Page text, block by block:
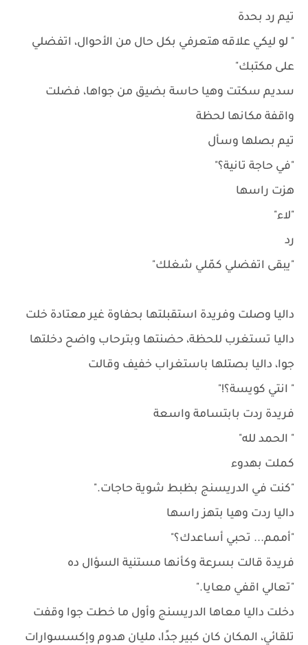
تيم رد بحدة
" لو ليكي علاقه هتعرفي بكل حال من الأحوال، اتفضلي
على مكتبك"
سديم سكتت وهيا حاسة بضيق من جواها، فضلت
واقفة مكانها لحظة
تيم بصلها وسأل
"في حاجة تانية؟"
هزت راسها
"لاء"
رد
"يبقى اتفضلي كمّلي شغلك"
داليا وصلت وفريدة استقبلتها بحفاوة غير معتادة خلت
داليا تستغرب للحظة، حضنتها وبترحاب واضح دخلتها
جوا، داليا بصتلها باستغراب خفيف وقالت
" انتي كويسة؟!"
فريدة ردت بابتسامة واسعة
" الحمد لله"
كملت بهدوء
"كنت في الدريسنج بظبط شوية حاجات."
داليا ردت وهيا بتهز راسها
"أممم... تحبي أساعدك؟"
فريدة قالت بسرعة وكأنها مستنية السؤال ده
"تعالي اقفي معايا."
دخلت داليا معاها الدريسنج وأول ما خطت جوا وقفت
تلقائي، المكان كان كبير جدًا، مليان هدوم وإكسسوارات